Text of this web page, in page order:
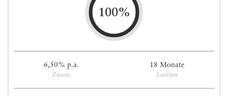
100%
6,50% p.a.
Zinsen
18 Monate
Laufzeit